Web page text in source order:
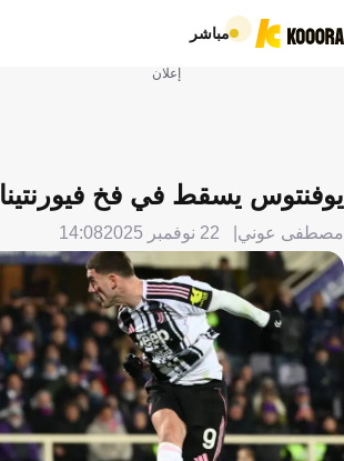
مباشر
إعلان
يوفنتوس يسقط في فخ فيورنتينا
مصطفى عوني 22 نوفمبر 2025 14:08